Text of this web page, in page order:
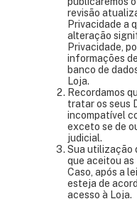
revisão
Privacidade a
alteração
Privacidade,
informações
banco de
Loja.
Recordamos
tratar os seus
incompatível
exceto se de
judicial.
Sua utilização
que aceitou as
Caso, após a
esteja de
acesso à Loja.